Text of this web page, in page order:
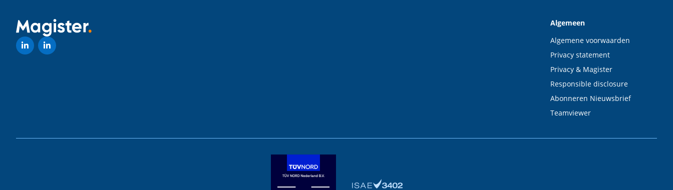
Algemeen
Algemene voorwaarden
Privacy statement
Privacy & Magister
Responsible disclosure
Abonneren Nieuwsbrief
Teamviewer